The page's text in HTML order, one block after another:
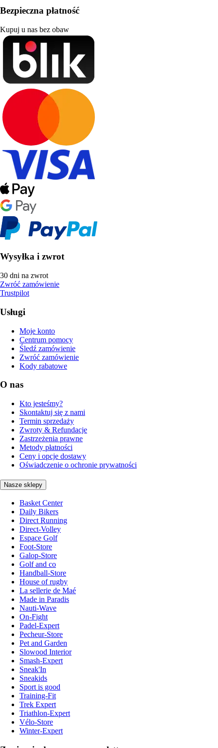
Bezpieczna płatność
Kupuj u nas bez obaw
Wysyłka i zwrot
30 dni na zwrot
Zwróć zamówienie
Trustpilot
Usługi
Moje konto
Centrum pomocy
Śledź zamówienie
Zwróć zamówienie
Kody rabatowe
O nas
Kto jesteśmy?
Skontaktuj się z nami
Termin sprzedaży
Zwroty & Refundacje
Zastrzeżenia prawne
Metody płatności
Ceny i opcje dostawy
Oświadczenie o ochronie prywatności
Nasze sklepy
Basket Center
Daily Bikers
Direct Running
Direct-Volley
Espace Golf
Foot-Store
Galop-Store
Golf and co
Handball-Store
House of rugby
La sellerie de Maé
Made in Paradis
Nauti-Wave
On-Fight
Padel-Expert
Pecheur-Store
Pet and Garden
Slowood Interior
Smash-Expert
Sneak'In
Sneakids
Sport is good
Training-Fit
Trek Expert
Triathlon-Expert
Vélo-Store
Winter-Expert